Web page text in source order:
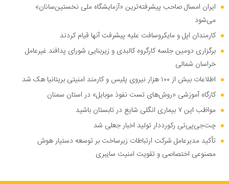
ایران امسال صاحب پیشرفته‌ترین «آزمایشگاه ملی نخستین‌سانان»
می‌شود
کارمندان اپل و مایکروسافت علیه پیشرفت آنها قیام کردند
برگزاری دومین جلسه کارگروه کالبدی و زیربنایی شورای پدافند غیرعامل
خراسان شمالی
اطلاعات بیش از ۱۰۰ هزار نیروی پلیس و کارمند امنیتی بریتانیا هک شد
کارگاه آموزشی «روش‌های تست نفوذ موبایل» در استان سمنان
مواظب این ۷ بیماری انگلی شایع در تابستان باشید
چت‌جی‌پی‌تی رکورددار تولید اخبار جعلی شد
تأکید مدیرعامل شرکت ارتباطات زیرساخت بر توسعه دستیار هوش
مصنوعی اختصاصی و تقویت امنیت سایبری